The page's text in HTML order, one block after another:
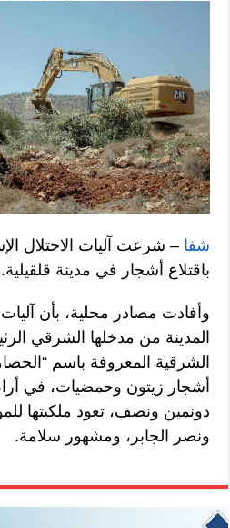
شفا – شرعت آليات الاحتلال
باقتلاع أشجار في مدينة قلقيلية.
وأفادت مصادر محلية، بأن
المدينة من مدخلها الشرقي
الشرقية المعروفة باسم
أشجار زيتون وحمضيات، في
دونمين ونصف، تعود ملكيتها
ونصر الجابر، ومشهور سلامة.